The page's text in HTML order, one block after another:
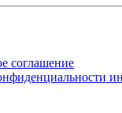
соглашение